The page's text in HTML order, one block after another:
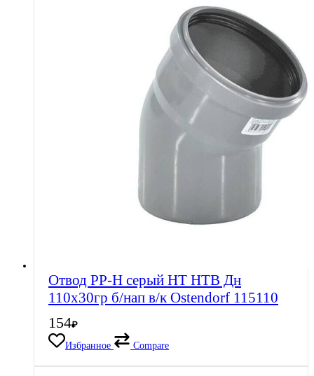
Отвод PP-H серый HT HTB Дн
110х30гр б/нап в/к Ostendorf 115110
154₽
Избранное
Compare